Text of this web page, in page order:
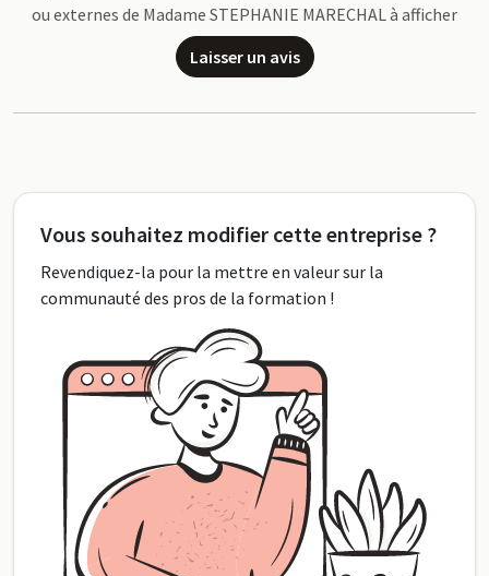
ou externes de Madame STEPHANIE MARECHAL à afficher
Laisser un avis
Vous souhaitez modifier cette entreprise ?
Revendiquez-la pour la mettre en valeur sur la
communauté des pros de la formation !